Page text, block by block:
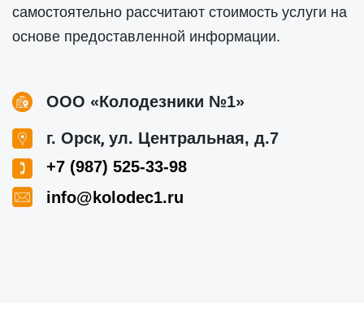
самостоятельно рассчитают стоимость услуги на
основе предоставленной информации.
ООО «Колодезники №1»
г. Орск, ул. Центральная, д.7
+7 (987) 525-33-98
info@kolodec1.ru